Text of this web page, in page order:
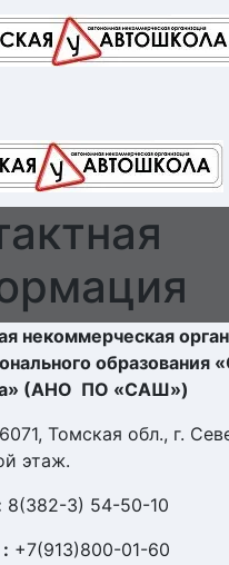
некоммерческая
образования
(АНО ПО «САШ»)
Томская обл., г.
этаж.
8(382-3) 54-50-10
+7(913)800-01-60